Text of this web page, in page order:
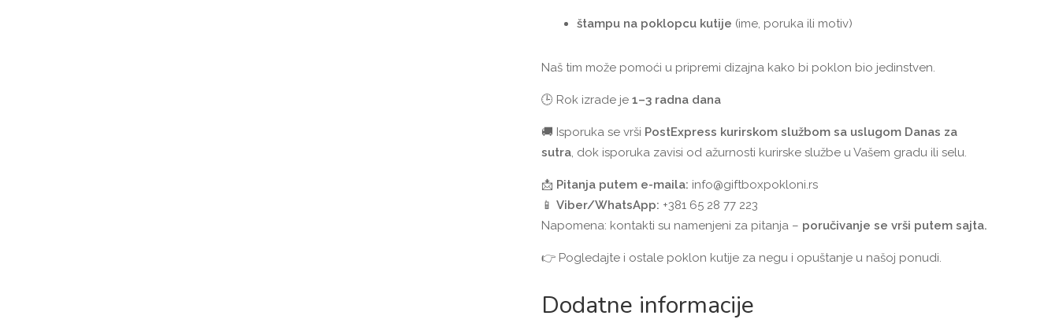
štampu na poklopcu kutije (ime, poruka ili motiv)
Naš tim može pomoći u pripremi dizajna kako bi poklon bio jedinstven.
🕒 Rok izrade je 1–3 radna dana
🚚 Isporuka se vrši PostExpress kurirskom službom sa uslugom Danas za
sutra, dok isporuka zavisi od ažurnosti kurirske službe u Vašem gradu ili selu.
📩 Pitanja putem e-maila: info@giftboxpokloni.rs
📱 Viber/WhatsApp: +381 65 28 77 223
Napomena: kontakti su namenjeni za pitanja – poručivanje se vrši putem sajta.
👉 Pogledajte i ostale poklon kutije za negu i opuštanje u našoj ponudi.
Dodatne informacije